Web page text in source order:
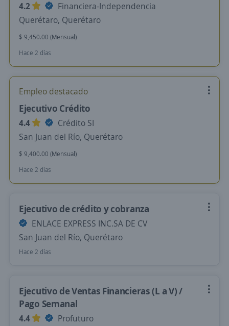
4.2
Financiera-Independencia
Querétaro, Querétaro
$ 9,450.00 (Mensual)
Hace 2 días
Empleo destacado
Ejecutivo Crédito
4.4
Crédito SI
San Juan del Río, Querétaro
$ 9,400.00 (Mensual)
Hace 2 días
Ejecutivo de crédito y cobranza
ENLACE EXPRESS INC.SA DE CV
San Juan del Río, Querétaro
Hace 2 días
Ejecutivo de Ventas Financieras (L a V) /
Pago Semanal
4.4
Profuturo